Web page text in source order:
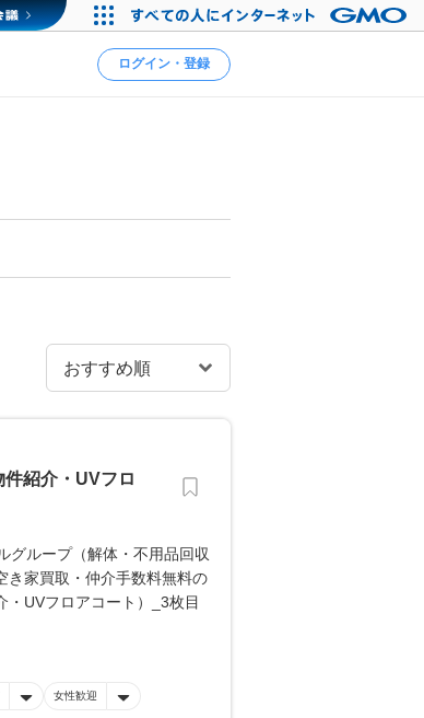
ログイン・登録
紹介・UVフロ
女性歓迎